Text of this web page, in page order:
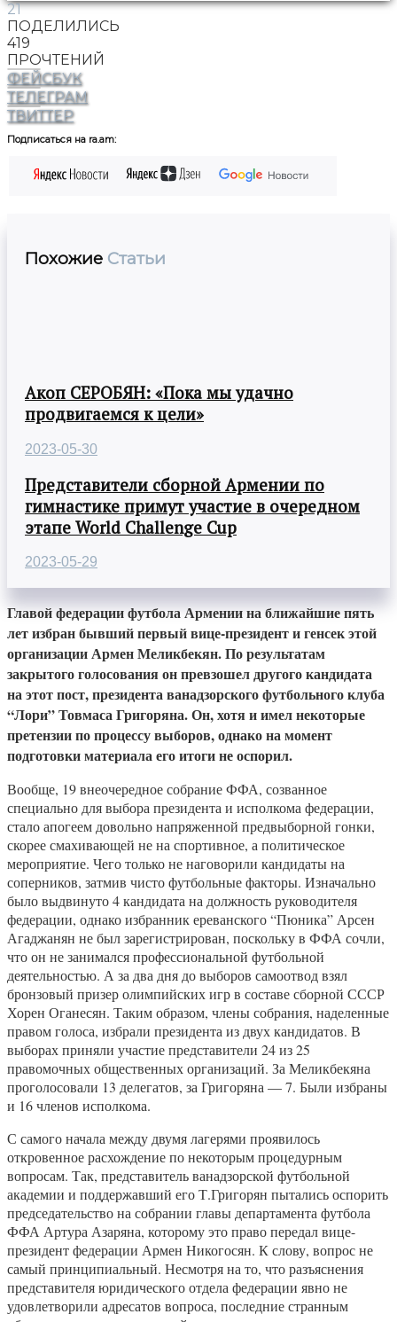
21
ПОДЕЛИЛИСЬ
419
ПРОЧТЕНИЙ
ФЕЙСБУК
ТЕЛЕГРАМ
ТВИТТЕР
Подписаться на ra.am:
Похожие Статьи
Акоп СЕРОБЯН: «Пока мы удачно
продвигаемся к цели»
2023-05-30
Представители сборной Армении по
гимнастике примут участие в очередном
этапе World Challenge Cup
2023-05-29
Главой федерации футбола Армении на ближайшие пять
лет избран бывший первый вице-президент и генсек этой
организации Армен Меликбекян. По результатам
закрытого голосования он превзошел другого кандидата
на этот пост, президента ванадзорского футбольного клуба
“Лори” Товмаса Григоряна. Он, хотя и имел некоторые
претензии по процессу выборов, однако на момент
подготовки материала его итоги не оспорил.
Вообще, 19 внеочередное собрание ФФА, созванное
специально для выбора президента и исполкома федерации,
стало апогеем довольно напряженной предвыборной гонки,
скорее смахивающей не на спортивное, а политическое
мероприятие. Чего только не наговорили кандидаты на
соперников, затмив чисто футбольные факторы. Изначально
было выдвинуто 4 кандидата на должность руководителя
федерации, однако избранник ереванского “Пюника” Арсен
Агаджанян не был зарегистрирован, поскольку в ФФА сочли,
что он не занимался профессиональной футбольной
деятельностью. А за два дня до выборов самоотвод взял
бронзовый призер олимпийских игр в составе сборной СССР
Хорен Оганесян. Таким образом, члены собрания, наделенные
правом голоса, избрали президента из двух кандидатов. В
выборах приняли участие представители 24 из 25
правомочных общественных организаций. За Меликбекяна
проголосовали 13 делегатов, за Григоряна — 7. Были избраны
и 16 членов исполкома.
С самого начала между двумя лагерями проявилось
откровенное расхождение по некоторым процедурным
вопросам. Так, представитель ванадзорской футбольной
академии и поддержавший его Т.Григорян пытались оспорить
председательство на собрании главы департамента футбола
ФФА Артура Азаряна, которому это право передал вице-
президент федерации Армен Никогосян. К слову, вопрос не
самый принципиальный. Несмотря на то, что разъяснения
представителя юридического отдела федерации явно не
удовлетворили адресатов вопроса, последние странным